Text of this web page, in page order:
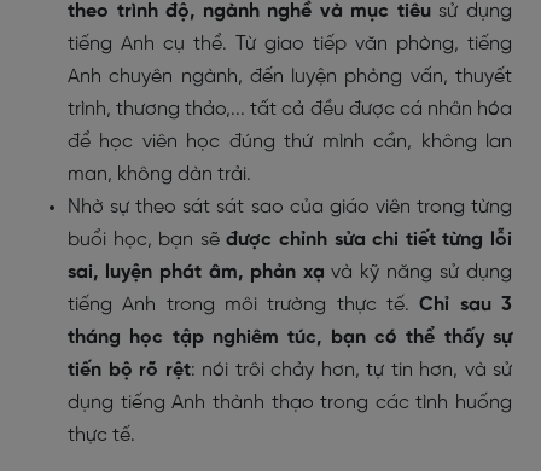
theo trình độ, ngành nghề và mục tiêusử dụng
tiếng Anh cụ thể. Từ giao tiếp văn phòng, tiếng
Anh chuyên ngành, đến luyện phỏng vấn, thuyết
trình, thương thảo,... tất cả đều được cá nhân hóa
để học viên học đúng thứ mình cần, không lan
man, không dàn trải.
Nhờ sự theo sát sát sao của giáo viên trong từng
buổi học, bạn sẽđược chỉnh sửa chi tiết từng lỗi
sai, luyện phát âm, phản xạ và kỹ năng sử dụng
tiếng Anh trong môi trường thực tế.Chỉ sau 3
tháng học tập nghiêm túc, bạn có thể thấy sự
tiến bộ rõ rệt: nói trôi chảy hơn, tự tin hơn, và sử
dụng tiếng Anh thành thạo trong các tình huống
thực tế.